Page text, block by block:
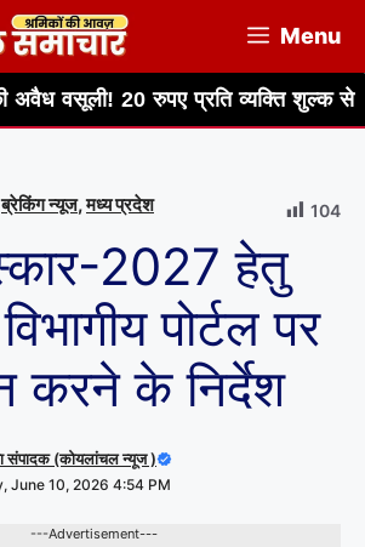
Menu
20 रुपए प्रति व्यक्ति शुल्क से जेब में डा...
ब्रेकिंग न्यूज,मध्य प्रदेश 104
2027 हेतु
पोर्टल पर
करने के निर्देश
संपादक (कोयलांचल न्यूज )
June 10, 2026 4:54 PM
---Advertisement---